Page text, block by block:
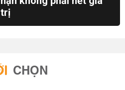
trị
CHỌN